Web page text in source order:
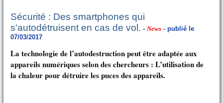
Sécurité : Des smartphones qui
s'autodétruisent en cas de vol. - News - publié le
07/03/2017
La technologie de l’autodestruction peut être adaptée aux
appareils numériques selon des chercheurs : L’utilisation de
la chaleur pour détruire les puces des appareils.